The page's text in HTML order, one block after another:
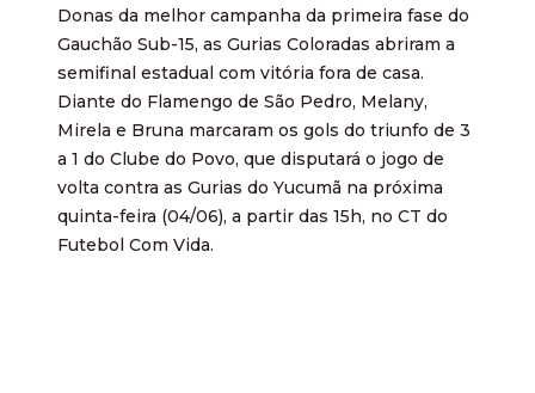
Donas da melhor campanha da primeira fase do
Gauchão Sub-15, as Gurias Coloradas abriram a
semifinal estadual com vitória fora de casa.
Diante do Flamengo de São Pedro, Melany,
Mirela e Bruna marcaram os gols do triunfo de 3
a 1 do Clube do Povo, que disputará o jogo de
volta contra as Gurias do Yucumã na próxima
quinta-feira (04/06), a partir das 15h, no CT do
Futebol Com Vida.